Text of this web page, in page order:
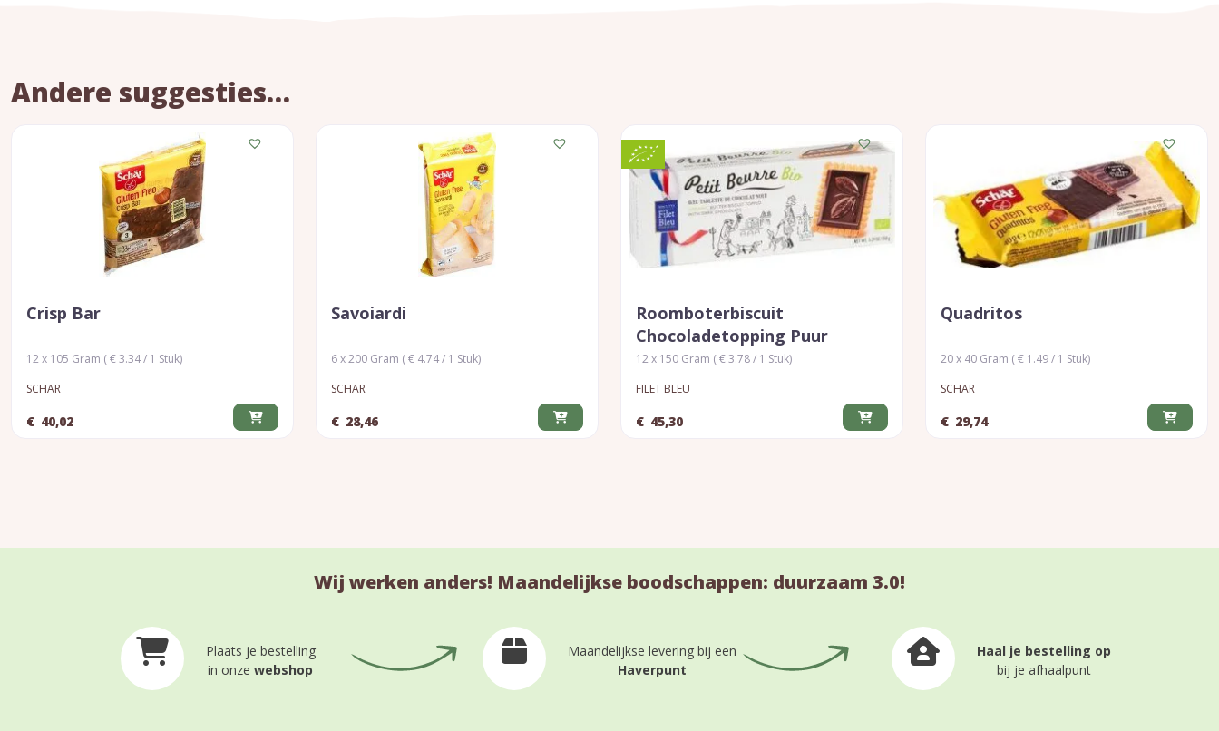
Andere suggesties…
Crisp Bar
12 x 105 Gram ( € 3.34 / 1 Stuk)
SCHAR
€ 40,02
Savoiardi
6 x 200 Gram ( € 4.74 / 1 Stuk)
SCHAR
€ 28,46
Roomboterbiscuit
Chocoladetopping Puur
12 x 150 Gram ( € 3.78 / 1 Stuk)
FILET BLEU
€ 45,30
Quadritos
20 x 40 Gram ( € 1.49 / 1 Stuk)
SCHAR
€ 29,74
Wij werken anders! Maandelijkse boodschappen: duurzaam 3.0!
Plaats je bestelling
in onze webshop
Maandelijkse levering bij een
Haverpunt
Haal je bestelling op
bij je afhaalpunt